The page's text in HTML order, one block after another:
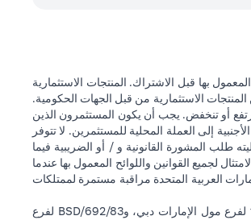
بها قبل الاشتراك. المنتجات الاستثمارية
الاستثمارية من قبل الجهات الحكومية.
أو تنخفض. يجب أن يكون المستثمرون الذين
إلى العملة المحلية للمستثمرين. لا تتوفر
طلب المشورة القانونية و / أو الضريبية فيما
لجميع القوانين واللوائح المعمول بها عندما
العربية المتحدة مراقبة مستمرة لممتلكات
سيتي بنك إن إيه - الإمارات العربية المتحدة مسجل لدى مصرف الإمارات العربية المتحدة المركزي بموجب أرقام التراخيص BSD/504/83 لفرع الوصل دبي، و13/184/2019 لفرع مول الإمارات دبي، وBSD/692/83 لفرع